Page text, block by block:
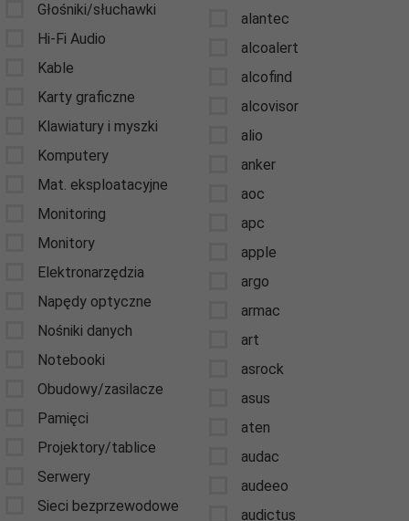
Głośniki/słuchawki
Hi-Fi Audio
Kable
Karty graficzne
Klawiatury i myszki
Komputery
Mat. eksploatacyjne
Monitoring
Monitory
Elektronarzędzia
Napędy optyczne
Nośniki danych
Notebooki
Obudowy/zasilacze
Pamięci
Projektory/tablice
Serwery
Sieci bezprzewodowe
alantec
alcoalert
alcofind
alcovisor
alio
anker
aoc
apc
apple
argo
armac
art
asrock
asus
aten
audac
audeeo
audictus